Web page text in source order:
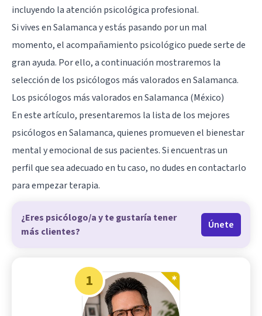
incluyendo la atención psicológica profesional.
Si vives en Salamanca y estás pasando por un mal
momento, el acompañamiento psicológico puede serte de
gran ayuda. Por ello, a continuación mostraremos la
selección de los psicólogos más valorados en Salamanca.
Los psicólogos más valorados en Salamanca (México)
En este artículo, presentaremos la lista de los mejores
psicólogos en Salamanca, quienes promueven el bienestar
mental y emocional de sus pacientes. Si encuentras un
perfil que sea adecuado en tu caso, no dudes en contactarlo
para empezar terapia.
¿Eres psicólogo/a y te gustaría tener
más clientes?
Únete
1